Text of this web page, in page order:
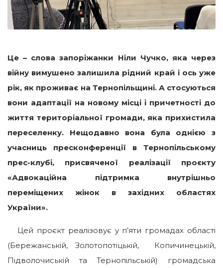
Це – слова запоріжанки Ніли Чучко, яка через
війну вимушено залишила рідний край і ось уже
рік, як проживає на Тернопільщині. А стосуються
вони адаптації на новому місці і причетності до
життя територіальної громади, яка прихистила
переселенку. Нещодавно вона була однією з
учасниць пресконференції в Тернопільському
прес-клубі, присвяченої реалізації проєкту
«Адвокаційна підтримка внутрішньо
переміщених жінок в західних областях
України».
Цей проєкт реалізовує у п’яти громадах області
(Бережанській, Золотопотіцькій, Копичинецькій,
Підволочиській та Тернопільській) громадська